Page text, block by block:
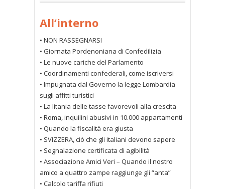
All’interno
• NON RASSEGNARSI
• Giornata Pordenoniana di Confedilizia
• Le nuove cariche del Parlamento
• Coordinamenti confederali, come iscriversi
• Impugnata dal Governo la legge Lombardia
sugli affitti turistici
• La litania delle tasse favorevoli alla crescita
• Roma, inquilini abusivi in 10.000 appartamenti
• Quando la fiscalità era giusta
• SVIZZERA, ciò che gli italiani devono sapere
• Segnalazione certificata di agibilità
• Associazione Amici Veri – Quando il nostro
amico a quattro zampe raggiunge gli “anta”
• Calcolo tariffa rifiuti